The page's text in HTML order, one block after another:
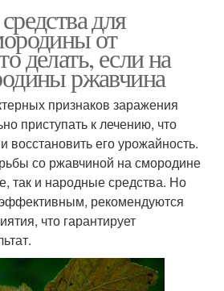
для
от
делать, если на
ржавчина
признаков заражения
приступать к лечению, что
восстановить его урожайность.
со ржавчиной на смородине
так и народные средства. Но
рекомендуются
что гарантирует